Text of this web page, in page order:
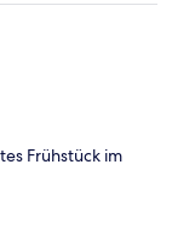
Frühstück im